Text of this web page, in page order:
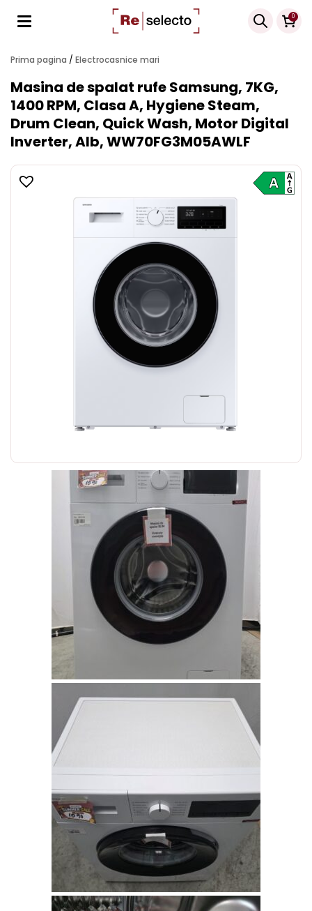
0
Products
search
Prima pagina / Electrocasnice mari
Masina de spalat rufe Samsung, 7KG,
1400 RPM, Clasa A, Hygiene Steam,
Drum Clean, Quick Wash, Motor Digital
Inverter, Alb, WW70FG3M05AWLF